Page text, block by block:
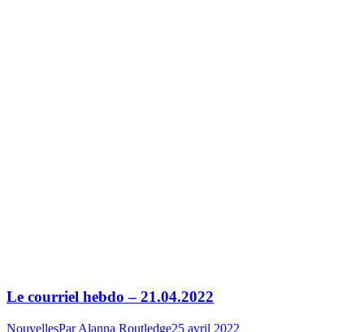
Le courriel hebdo – 21.04.2022
NouvellesParAlanna Routledge25 avril 2022